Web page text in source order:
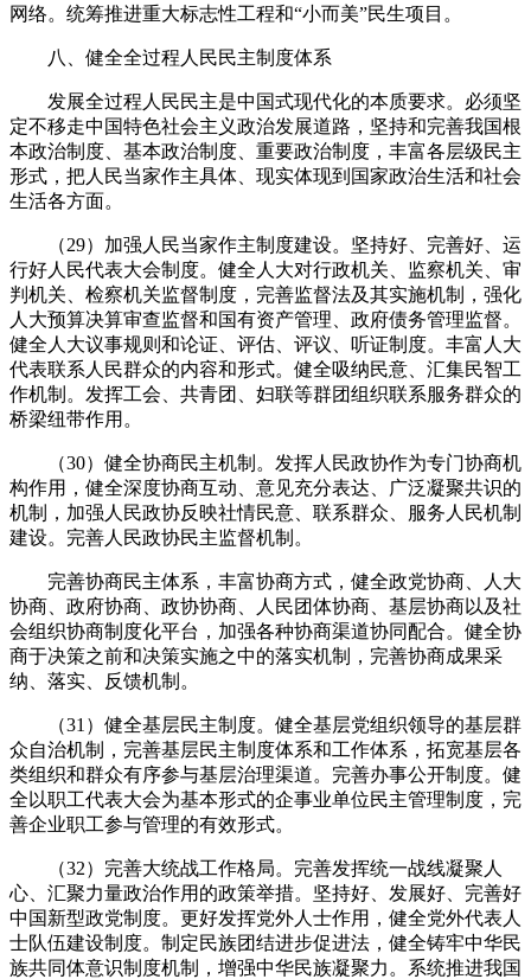
网络。统筹推进重大标志性工程和“小而美”民生项目。
八、健全全过程人民民主制度体系
发展全过程人民民主是中国式现代化的本质要求。必须坚
定不移走中国特色社会主义政治发展道路，坚持和完善我国根
本政治制度、基本政治制度、重要政治制度，丰富各层级民主
形式，把人民当家作主具体、现实体现到国家政治生活和社会
生活各方面。
（29）加强人民当家作主制度建设。坚持好、完善好、运
行好人民代表大会制度。健全人大对行政机关、监察机关、审
判机关、检察机关监督制度，完善监督法及其实施机制，强化
人大预算决算审查监督和国有资产管理、政府债务管理监督。
健全人大议事规则和论证、评估、评议、听证制度。丰富人大
代表联系人民群众的内容和形式。健全吸纳民意、汇集民智工
作机制。发挥工会、共青团、妇联等群团组织联系服务群众的
桥梁纽带作用。
（30）健全协商民主机制。发挥人民政协作为专门协商机
构作用，健全深度协商互动、意见充分表达、广泛凝聚共识的
机制，加强人民政协反映社情民意、联系群众、服务人民机制
建设。完善人民政协民主监督机制。
完善协商民主体系，丰富协商方式，健全政党协商、人大
协商、政府协商、政协协商、人民团体协商、基层协商以及社
会组织协商制度化平台，加强各种协商渠道协同配合。健全协
商于决策之前和决策实施之中的落实机制，完善协商成果采
纳、落实、反馈机制。
（31）健全基层民主制度。健全基层党组织领导的基层群
众自治机制，完善基层民主制度体系和工作体系，拓宽基层各
类组织和群众有序参与基层治理渠道。完善办事公开制度。健
全以职工代表大会为基本形式的企事业单位民主管理制度，完
善企业职工参与管理的有效形式。
（32）完善大统战工作格局。完善发挥统一战线凝聚人
心、汇聚力量政治作用的政策举措。坚持好、发展好、完善好
中国新型政党制度。更好发挥党外人士作用，健全党外代表人
士队伍建设制度。制定民族团结进步促进法，健全铸牢中华民
族共同体意识制度机制，增强中华民族凝聚力。系统推进我国